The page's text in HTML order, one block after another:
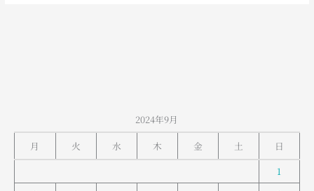
2024年9月
月
火 水 木 金 土
日
1